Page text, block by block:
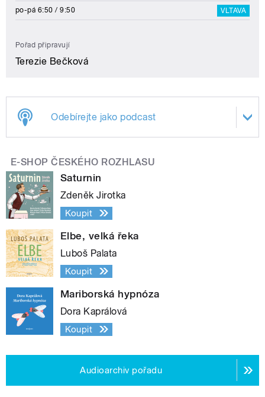
po-pá 6:50 / 9:50 VLTAVA
Pořad připravují
Terezie Bečková
Odebírejte jako podcast
E-SHOP ČESKÉHO ROZHLASU
Saturnin
Zdeněk Jirotka
Koupit
Elbe, velká řeka
Luboš Palata
Koupit
Mariborská hypnóza
Dora Kaprálová
Koupit
Audioarchiv pořadu